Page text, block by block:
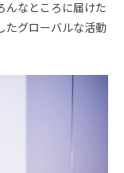
んなところに届けた
たグローバルな活動